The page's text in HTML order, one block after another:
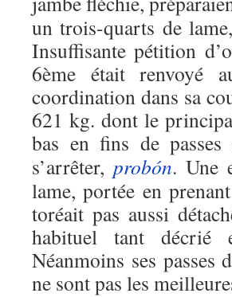
un trois-quarts de
Insuffisante pétition
6ème était renvoyé
coordination dans sa
621 kg. dont le
bas en fins de passes
s’arrêter, probón. Une
lame, portée en
toréait pas aussi
habituel tant décrié
Néanmoins ses
ne sont pas les